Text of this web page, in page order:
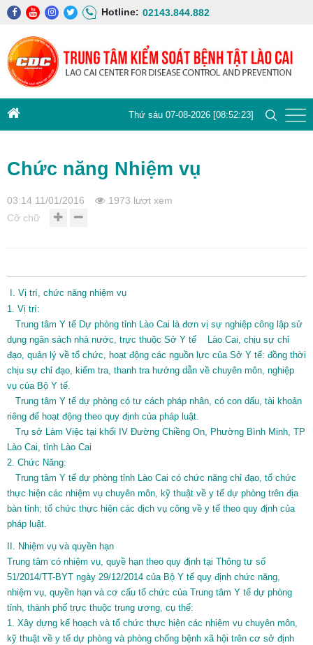
Hotline: 02143.844.882
Thứ sáu 07-08-2026 [08:52:23]
Chức năng Nhiệm vụ
03:14 11/01/2016
1973 lượt xem
Cỡ chữ
I. Vị trí, chức năng nhiệm vụ
1. Vị trí:
Trung tâm Y tế Dự phòng tỉnh Lào Cai là đơn vị sự nghiệp công lập sử
dụng ngân sách nhà nước, trực thuộc Sở Y tế Lào Cai, chịu sự chỉ
đạo, quản lý về tổ chức, hoạt động các nguồn lực của Sở Y tế: đồng thời
chịu sự chỉ đạo, kiểm tra, thanh tra hướng dẫn về chuyên môn, nghiệp
vụ của Bộ Y tế.
Trung tâm Y tế dự phòng có tư cách pháp nhân, có con dấu, tài khoản
riêng để hoạt động theo quy định của pháp luật.
Trụ sở Làm Việc tại khối IV Đường Chiềng On, Phường Bình Minh, TP
Lào Cai, tỉnh Lào Cai
2. Chức Năng:
Trung tâm Y tế dự phòng tỉnh Lào Cai có chức năng chỉ đạo, tổ chức
thực hiện các nhiệm vụ chuyên môn, kỹ thuật về y tế dự phòng trên địa
bàn tỉnh; tổ chức thực hiện các dịch vụ công về y tế theo quy định của
pháp luật.
II. Nhiệm vụ và quyền hạn
Trung tâm có nhiệm vụ, quyề hạn theo quy định tại Thông tư số
51/2014/TT-BYT ngày 29/12/2014 của Bộ Y tế quy định chức năng,
nhiệm vụ, quyền hạn và cơ cấu tổ chức của Trung tâm Y tế dự phòng
tỉnh, thành phố trực thuộc trung ương, cụ thể:
1. Xây dựng kế hoạch và tổ chức thực hiện các nhiệm vụ chuyên môn,
kỹ thuật về y tế dự phòng và phòng chống bệnh xã hội trên cơ sở định